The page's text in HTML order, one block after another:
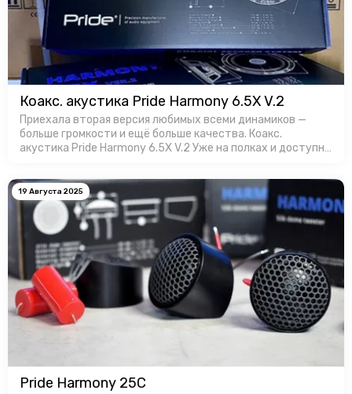
Коакс. акустика Pride Harmony 6.5X V.2
Приехала вторая версия любимых всеми динамиков —
больше громкости и ещё больше качества. Коакс.
акустика Pride Harmony 6.5X V.2 Уже на полках и доступны
19 Августа 2025
Pride Harmony 25C